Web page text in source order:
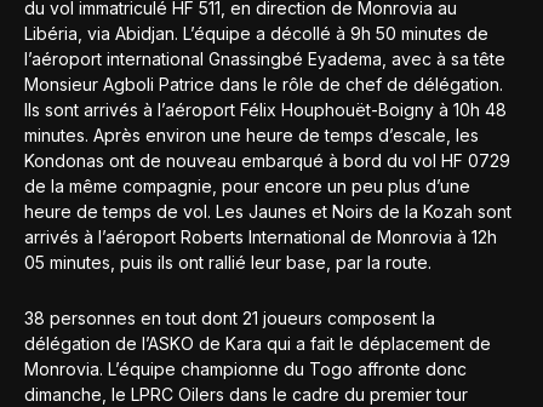
du vol immatriculé HF 511, en direction de Monrovia au
Libéria, via Abidjan. L’équipe a décollé à 9h 50 minutes de
l’aéroport international Gnassingbé Eyadema, avec à sa tête
Monsieur Agboli Patrice dans le rôle de chef de délégation.
Ils sont arrivés à l’aéroport Félix Houphouët-Boigny à 10h 48
minutes. Après environ une heure de temps d’escale, les
Kondonas ont de nouveau embarqué à bord du vol HF 0729
de la même compagnie, pour encore un peu plus d’une
heure de temps de vol. Les Jaunes et Noirs de la Kozah sont
arrivés à l’aéroport Roberts International de Monrovia à 12h
05 minutes, puis ils ont rallié leur base, par la route.
38 personnes en tout dont 21 joueurs composent la
délégation de l’ASKO de Kara qui a fait le déplacement de
Monrovia. L’équipe championne du Togo affronte donc
dimanche, le LPRC Oilers dans le cadre du premier tour